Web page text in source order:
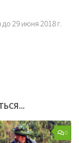
29 июня 2018 г.
0